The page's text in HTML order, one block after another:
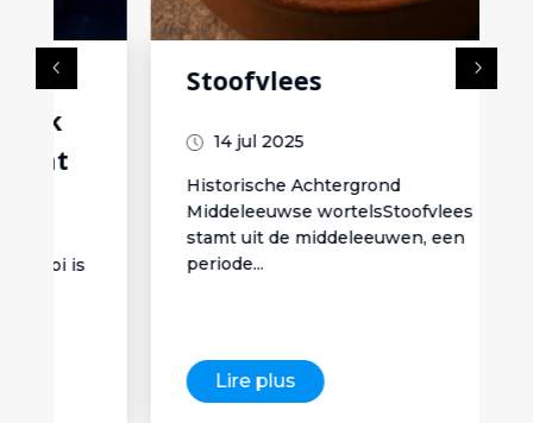
Stoofvlees
14 jul 2025
Historische Achtergrond
Middeleeuwse wortelsStoofvlees
stamt uit de middeleeuwen, een
Lire plus